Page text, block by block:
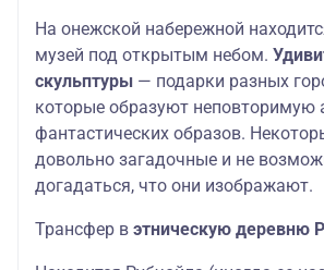
На онежской набережной
музей под открытым небом.
скульптуры — подарки разных
которые образуют неповторимую
фантастических образов.
довольно загадочные и не
догадаться, что они изображают.
Трансфер в этническую деревню